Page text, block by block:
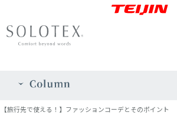
【旅行先で使える！】ファッションコーデとそのポイント